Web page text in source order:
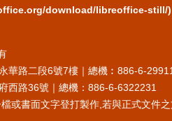
download/libreoffice-still/)
華路二段6號7樓｜總機︰886-6-
西路36號｜總機：886-6-6322231
或書面文字登打製作,若與正式文件